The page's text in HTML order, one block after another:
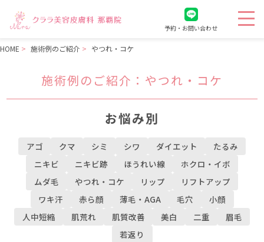
予約・お問い合わせ
HOME 施術例のご紹介 やつれ・コケ
施術例のご紹介 ：やつれ・コケ
お悩み別
アゴ クマ シミ シワ ダイエット
たるみ
ニキビ
ニキビ跡 ほうれい線
ホクロ・イボ
ムダ毛
やつれ・コケ リップ
リフトアップ
ワキ汗
赤ら顔 薄毛・AGA 毛穴
小顔
人中短縮
肌荒れ 肌質改善 美白 二重
眉毛
若返り